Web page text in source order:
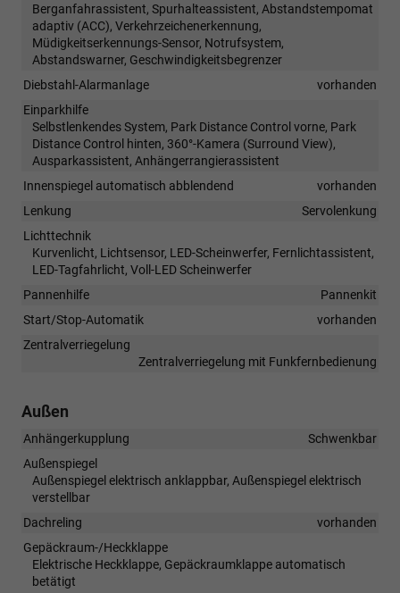
Berganfahrassistent, Spurhalteassistent, Abstandstempomat
adaptiv (ACC), Verkehrzeichenerkennung,
Müdigkeitserkennungs-Sensor, Notrufsystem,
Abstandswarner, Geschwindigkeitsbegrenzer
Diebstahl-Alarmanlage
vorhanden
Einparkhilfe
Selbstlenkendes System, Park Distance Control vorne, Park
Distance Control hinten, 360°-Kamera (Surround View),
Ausparkassistent, Anhängerrangierassistent
Innenspiegel automatisch abblendend
vorhanden
Lenkung
Servolenkung
Lichttechnik
Kurvenlicht, Lichtsensor, LED-Scheinwerfer, Fernlichtassistent,
LED-Tagfahrlicht, Voll-LED Scheinwerfer
Pannenhilfe
Pannenkit
Start/Stop-Automatik
vorhanden
Zentralverriegelung
Zentralverriegelung mit Funkfernbedienung
Außen
Anhängerkupplung
Schwenkbar
Außenspiegel
Außenspiegel elektrisch anklappbar, Außenspiegel elektrisch
verstellbar
Dachreling
vorhanden
Gepäckraum-/Heckklappe
Elektrische Heckklappe, Gepäckraumklappe automatisch
betätigt